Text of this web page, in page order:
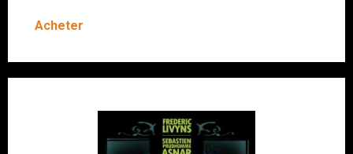
Acheter